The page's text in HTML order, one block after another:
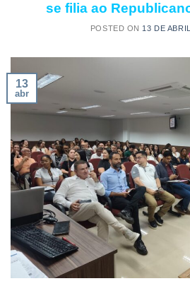
se filia ao
POSTED ON 13 DE
13
abr